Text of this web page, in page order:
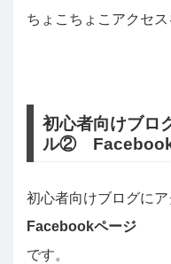
ちょこちょこアクセス
初心者向けブロ
ル② Facebook
初心者向けブログにア
Facebookページ
です。